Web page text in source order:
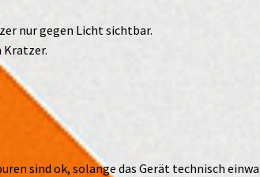
nur gegen Licht sichtbar.
Kratzer.
sind ok, solange das Gerät technisch